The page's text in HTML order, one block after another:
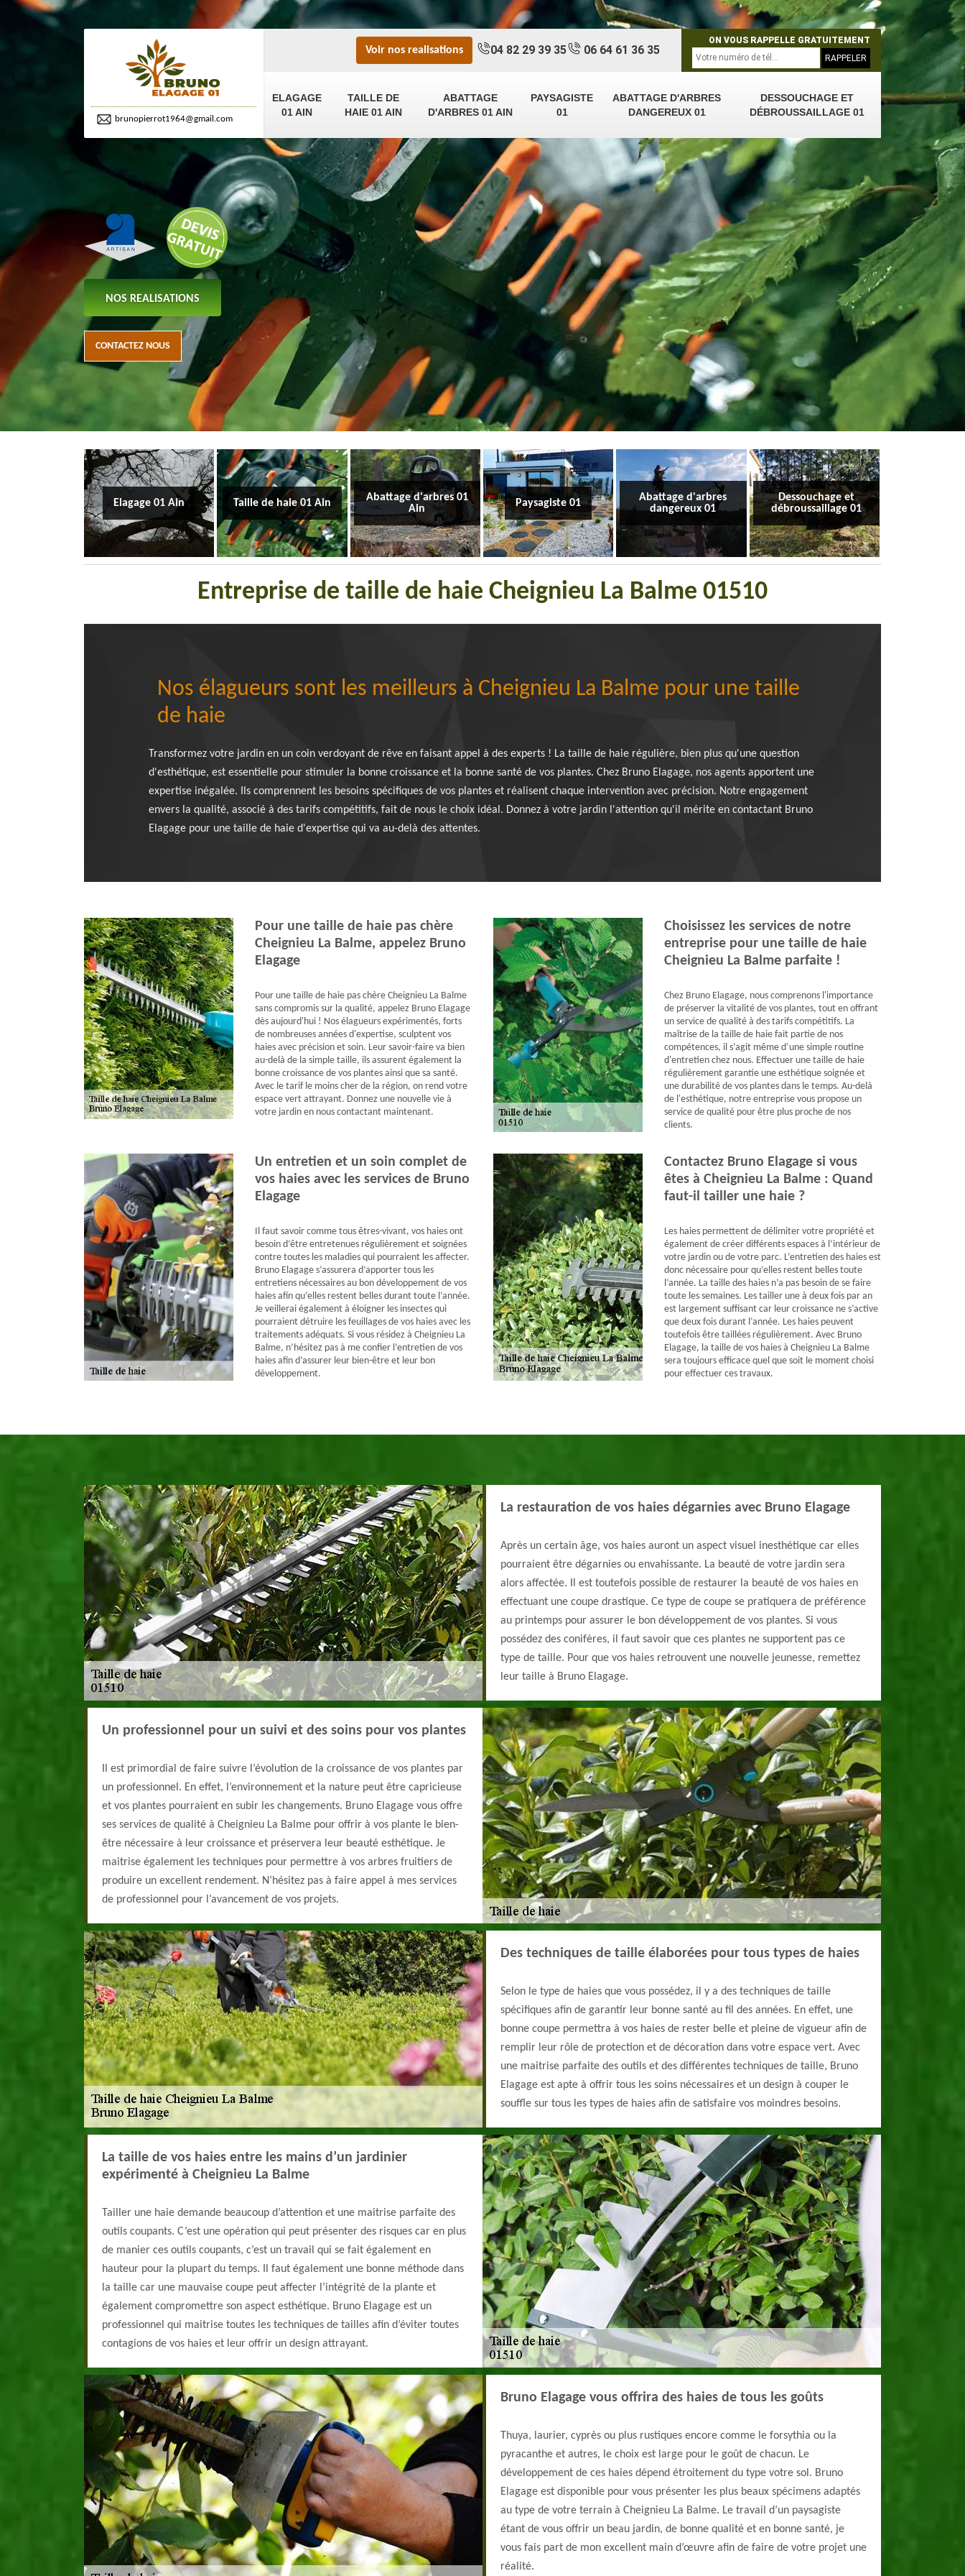
brunopierrot1964@gmail.com
ELAGAGE
01 AIN
TAILLE DE
HAIE 01 AIN
ABATTAGE
D'ARBRES 01 AIN
PAYSAGISTE
01
ABATTAGE D'ARBRES
DANGEREUX 01
DESSOUCHAGE ET
DÉBROUSSAILLAGE 01
Voir nos realisations 04 82 29 39 35 06 64 61 36 35
ON VOUS RAPPELLE GRATUITEMENT
NOS REALISATIONS
CONTACTEZ NOUS
Elagage 01 Ain Taille de haie 01 Ain
Abattage d'arbres 01
Ain
Paysagiste 01
Abattage d'arbres
dangereux 01
Dessouchage et
débroussaillage 01
Entreprise de taille de haie Cheignieu La Balme 01510
Nos élagueurs sont les meilleurs à Cheignieu La Balme pour une taille
de haie
Transformez votre jardin en un coin verdoyant de rêve en faisant appel à des experts ! La taille de haie régulière, bien plus qu'une question
d'esthétique, est essentielle pour stimuler la bonne croissance et la bonne santé de vos plantes. Chez Bruno Elagage, nos agents apportent une
expertise inégalée. Ils comprennent les besoins spécifiques de vos plantes et réalisent chaque intervention avec précision. Notre engagement
envers la qualité, associé à des tarifs compétitifs, fait de nous le choix idéal. Donnez à votre jardin l'attention qu'il mérite en contactant Bruno
Elagage pour une taille de haie d'expertise qui va au-delà des attentes.
Pour une taille de haie pas chère
Cheignieu La Balme, appelez Bruno
Elagage
Pour une taille de haie pas chère Cheignieu La Balme
sans compromis sur la qualité, appelez Bruno Elagage
dès aujourd'hui ! Nos élagueurs expérimentés, forts
de nombreuses années d'expertise, sculptent vos
haies avec précision et soin. Leur savoir-faire va bien
au-delà de la simple taille, ils assurent également la
bonne croissance de vos plantes ainsi que sa santé.
Avec le tarif le moins cher de la région, on rend votre
espace vert attrayant. Donnez une nouvelle vie à
votre jardin en nous contactant maintenant.
Choisissez les services de notre
entreprise pour une taille de haie
Cheignieu La Balme parfaite !
Chez Bruno Elagage, nous comprenons l'importance
de préserver la vitalité de vos plantes, tout en offrant
un service de qualité à des tarifs compétitifs. La
maîtrise de la taille de haie fait partie de nos
compétences, il s’agit même d’une simple routine
d'entretien chez nous. Effectuer une taille de haie
régulièrement garantie une esthétique soignée et
une durabilité de vos plantes dans le temps. Au-delà
de l'esthétique, notre entreprise vous propose un
service de qualité pour être plus proche de nos
clients.
Un entretien et un soin complet de
vos haies avec les services de Bruno
Elagage
Il faut savoir comme tous êtres-vivant, vos haies ont
besoin d’être entretenues régulièrement et soignées
contre toutes les maladies qui pourraient les affecter.
Bruno Elagage s’assurera d’apporter tous les
entretiens nécessaires au bon développement de vos
haies afin qu’elles restent belles durant toute l’année.
Je veillerai également à éloigner les insectes qui
pourraient détruire les feuillages de vos haies avec les
traitements adéquats. Si vous résidez à Cheignieu La
Balme, n’hésitez pas à me confier l’entretien de vos
haies afin d’assurer leur bien-être et leur bon
développement.
Contactez Bruno Elagage si vous
êtes à Cheignieu La Balme : Quand
faut-il tailler une haie ?
Les haies permettent de délimiter votre propriété et
également de créer différents espaces à l’intérieur de
votre jardin ou de votre parc. L’entretien des haies est
donc nécessaire pour qu’elles restent belles toute
l’année. La taille des haies n’a pas besoin de se faire
toute les semaines. Les tailler une à deux fois par an
est largement suffisant car leur croissance ne s’active
que deux fois durant l’année. Les haies peuvent
toutefois être taillées régulièrement. Avec Bruno
Elagage, la taille de vos haies à Cheignieu La Balme
sera toujours efficace quel que soit le moment choisi
pour effectuer ces travaux.
La restauration de vos haies dégarnies avec Bruno Elagage
Après un certain âge, vos haies auront un aspect visuel inesthétique car elles
pourraient être dégarnies ou envahissante. La beauté de votre jardin sera
alors affectée. Il est toutefois possible de restaurer la beauté de vos haies en
effectuant une coupe drastique. Ce type de coupe se pratiquera de préférence
au printemps pour assurer le bon développement de vos plantes. Si vous
possédez des conifères, il faut savoir que ces plantes ne supportent pas ce
type de taille. Pour que vos haies retrouvent une nouvelle jeunesse, remettez
leur taille à Bruno Elagage.
Un professionnel pour un suivi et des soins pour vos plantes
Il est primordial de faire suivre l’évolution de la croissance de vos plantes par
un professionnel. En effet, l’environnement et la nature peut être capricieuse
et vos plantes pourraient en subir les changements. Bruno Elagage vous offre
ses services de qualité à Cheignieu La Balme pour offrir à vos plante le bien-
être nécessaire à leur croissance et préservera leur beauté esthétique. Je
maitrise également les techniques pour permettre à vos arbres fruitiers de
produire un excellent rendement. N’hésitez pas à faire appel à mes services
de professionnel pour l’avancement de vos projets.
Des techniques de taille élaborées pour tous types de haies
Selon le type de haies que vous possédez, il y a des techniques de taille
spécifiques afin de garantir leur bonne santé au fil des années. En effet, une
bonne coupe permettra à vos haies de rester belle et pleine de vigueur afin de
remplir leur rôle de protection et de décoration dans votre espace vert. Avec
une maitrise parfaite des outils et des différentes techniques de taille, Bruno
Elagage est apte à offrir tous les soins nécessaires et un design à couper le
souffle sur tous les types de haies afin de satisfaire vos moindres besoins.
La taille de vos haies entre les mains d’un jardinier
expérimenté à Cheignieu La Balme
Tailler une haie demande beaucoup d’attention et une maitrise parfaite des
outils coupants. C’est une opération qui peut présenter des risques car en plus
de manier ces outils coupants, c’est un travail qui se fait également en
hauteur pour la plupart du temps. Il faut également une bonne méthode dans
la taille car une mauvaise coupe peut affecter l’intégrité de la plante et
également compromettre son aspect esthétique. Bruno Elagage est un
professionnel qui maitrise toutes les techniques de tailles afin d’éviter toutes
contagions de vos haies et leur offrir un design attrayant.
Bruno Elagage vous offrira des haies de tous les goûts
Thuya, laurier, cyprès ou plus rustiques encore comme le forsythia ou la
pyracanthe et autres, le choix est large pour le goût de chacun. Le
développement de ces haies dépend étroitement du type votre sol. Bruno
Elagage est disponible pour vous présenter les plus beaux spécimens adaptés
au type de votre terrain à Cheignieu La Balme. Le travail d’un paysagiste
étant de vous offrir un beau jardin, de bonne qualité et en bonne santé, je
vous fais part de mon excellent main d’œuvre afin de faire de votre projet une
réalité.